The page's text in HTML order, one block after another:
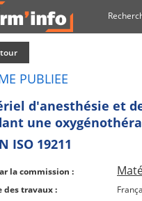
PUBLIEE
d'anesthésie et
une
ISO 19211
la commission :
des travaux :